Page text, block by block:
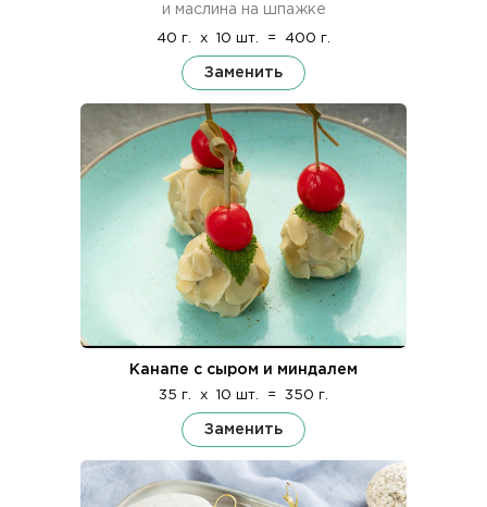
и маслина на шпажке
40 г. x 10 шт. = 400 г.
Заменить
Канапе с сыром и миндалем
35 г. x 10 шт. = 350 г.
Заменить